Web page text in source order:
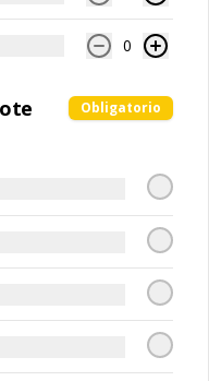
Choclo Elote + Refresco 600
0
Obligatorio